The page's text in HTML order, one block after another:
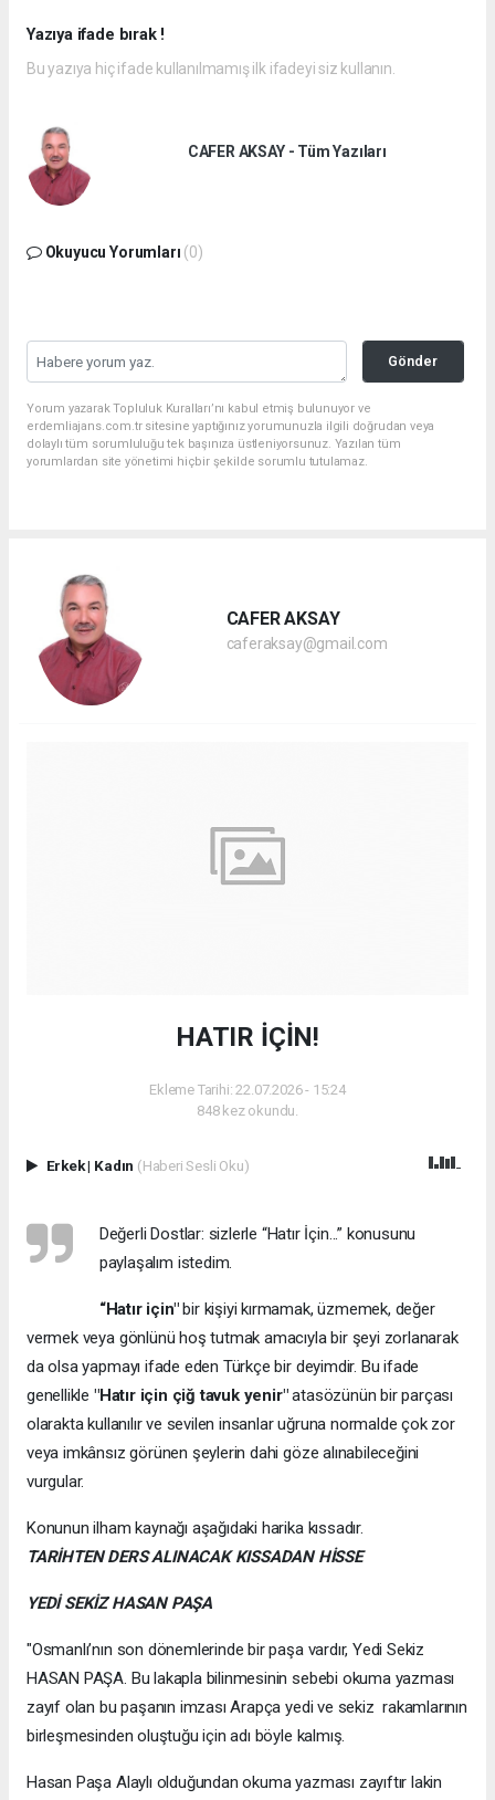
Yazıya ifade bırak !
Bu yazıya hiç ifade kullanılmamış ilk ifadeyi siz kullanın.
CAFER AKSAY - Tüm Yazıları
Okuyucu Yorumları (0)
Gönder
Yorum yazarak Topluluk Kuralları’nı kabul etmiş bulunuyor ve
erdemliajans.com.tr sitesine yaptığınız yorumunuzla ilgili doğrudan veya
dolaylı tüm sorumluluğu tek başınıza üstleniyorsunuz. Yazılan tüm
yorumlardan site yönetimi hiçbir şekilde sorumlu tutulamaz.
CAFER AKSAY
caferaksay@gmail.com
HATIR İÇİN!
Ekleme Tarihi: 22.07.2026 - 15:24
848 kez okundu.
Erkek| Kadın (Haberi Sesli Oku)
Değerli Dostlar: sizlerle “Hatır İçin...” konusunu
paylaşalım istedim.
“Hatır için"bir kişiyi kırmamak, üzmemek, değer
vermek veya gönlünü hoş tutmak amacıyla bir şeyi zorlanarak
da olsa yapmayı ifade eden Türkçe bir deyimdir. Bu ifade
genellikle "Hatır için çiğ tavuk yenir"atasözünün bir parçası
olarakta kullanılır ve sevilen insanlar uğruna normalde çok zor
veya imkânsız görünen şeylerin dahi göze alınabileceğini
vurgular.
Konunun ilham kaynağı aşağıdaki harika kıssadır.
TARİHTEN DERS ALINACAK KISSADAN HİSSE
YEDİ SEKİZ HASAN PAŞA
"Osmanlı’nın son dönemlerinde bir paşa vardır, Yedi Sekiz
HASAN PAŞA. Bu lakapla bilinmesinin sebebi okuma yazması
zayıf olan bu paşanın imzası Arapça yedi ve sekiz rakamlarının
birleşmesinden oluştuğu için adı böyle kalmış.
Hasan Paşa Alaylı olduğundan okuma yazması zayıftır lakin